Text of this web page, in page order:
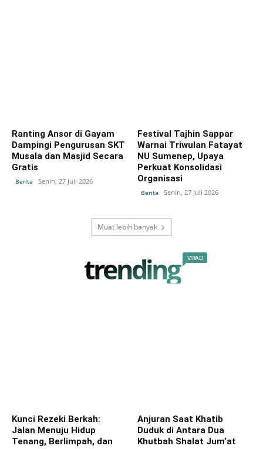
Ranting Ansor di Gayam
Dampingi Pengurusan SKT
Musala dan Masjid Secara
Gratis
Berita Senin, 27 Juli 2026
Festival Tajhin Sappar
Warnai Triwulan Fatayat
NU Sumenep, Upaya
Perkuat Konsolidasi
Organisasi
Berita Senin, 27 Juli 2026
Muat lebih banyak
trending VIRAL!
Kunci Rezeki Berkah:
Jalan Menuju Hidup
Tenang, Berlimpah, dan
Anjuran Saat Khatib
Duduk di Antara Dua
Khutbah Shalat Jum’at